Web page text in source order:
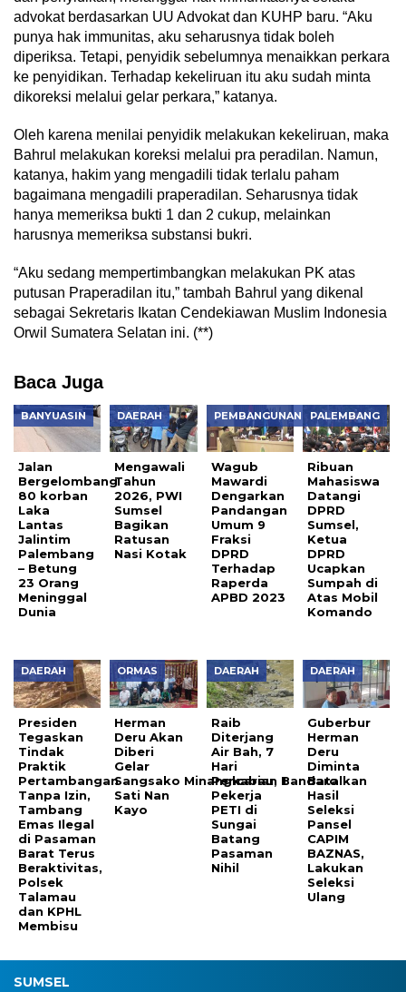
advokat berdasarkan UU Advokat dan KUHP baru. “Aku
punya hak immunitas, aku seharusnya tidak boleh
diperiksa. Tetapi, penyidik sebelumnya menaikkan perkara
ke penyidikan. Terhadap kekeliruan itu aku sudah minta
dikoreksi melalui gelar perkara,” katanya.
Oleh karena menilai penyidik melakukan kekeliruan, maka
Bahrul melakukan koreksi melalui pra peradilan. Namun,
katanya, hakim yang mengadili tidak terlalu paham
bagaimana mengadili praperadilan. Seharusnya tidak
hanya memeriksa bukti 1 dan 2 cukup, melainkan
harusnya memeriksa substansi bukri.
“Aku sedang mempertimbangkan melakukan PK atas
putusan Praperadilan itu,” tambah Bahrul yang dikenal
sebagai Sekretaris Ikatan Cendekiawan Muslim Indonesia
Orwil Sumatera Selatan ini. (**)
Baca Juga
BANYUASIN
Jalan
Bergelombang
80 korban
Laka
Lantas
Jalintim
Palembang
– Betung
23 Orang
Meninggal
Dunia
DAERAH
Mengawali
Tahun
2026, PWI
Sumsel
Bagikan
Ratusan
Nasi Kotak
PEMBANGUNAN
Wagub
Mawardi
Dengarkan
Pandangan
Umum 9
Fraksi
DPRD
Terhadap
Raperda
APBD 2023
PALEMBANG
Ribuan
Mahasiswa
Datangi
DPRD
Sumsel,
Ketua
DPRD
Ucapkan
Sumpah di
Atas Mobil
Komando
DAERAH
Presiden
Tegaskan
Tindak
Praktik
Pertambangan
Tanpa Izin,
Tambang
Emas Ilegal
di Pasaman
Barat Terus
Beraktivitas,
Polsek
Talamau
dan KPHL
Membisu
ORMAS
Herman
Deru Akan
Diberi
Gelar
Sangsako Minangkabau, Bandaro
Sati Nan
Kayo
DAERAH
Raib
Diterjang
Air Bah, 7
Hari
Pencarian 1
Pekerja
PETI di
Sungai
Batang
Pasaman
Nihil
DAERAH
Guberbur
Herman
Deru
Diminta
Batalkan
Hasil
Seleksi
Pansel
CAPIM
BAZNAS,
Lakukan
Seleksi
Ulang
SUMSEL